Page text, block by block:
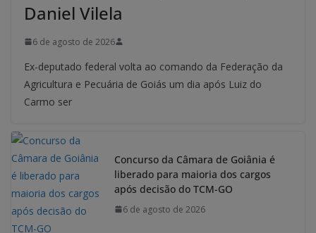
Daniel Vilela
6 de agosto de 2026
Ex-deputado federal volta ao comando da Federação da
Agricultura e Pecuária de Goiás um dia após Luiz do
Carmo ser
Concurso da Câmara de Goiânia é
liberado para maioria dos cargos
após decisão do TCM-GO
6 de agosto de 2026